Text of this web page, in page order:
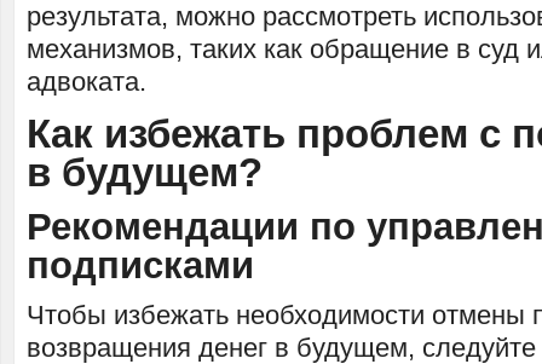
результата, можно рассмотреть
механизмов, таких как обращение в суд
адвоката.
Как избежать проблем с
в будущем?
Рекомендации по
подписками
Чтобы избежать необходимости отмены
возвращения денег в будущем, следуйте